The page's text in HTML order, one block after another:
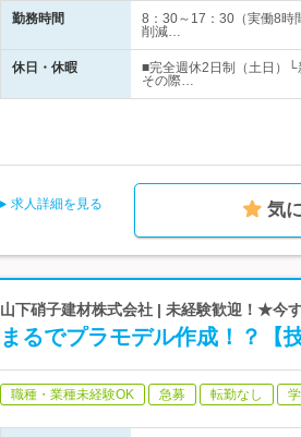
勤務時間
8：30～17：30（実働8時
削減…
休日・休暇
■完全週休2日制（土日）
その際…
求人詳細を見る 気
山下硝子建材株式会社 | 未経験歓迎！★今
まるでプラモデル作成！？【
職種・業種未経験OK 急募 転勤なし